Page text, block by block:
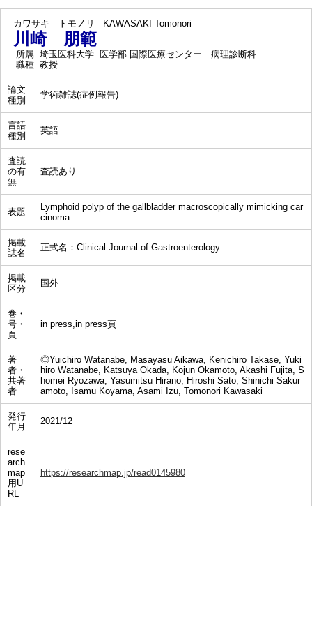
カワサキ トモノリ KAWASAKI Tomonori
川崎 朋範
所属 埼玉医科大学 医学部 国際医療センター 病理診断科
職種 教授
論文
種別
学術雑誌(症例報告)
言語
種別
英語
査読
の有
無
査読あり
表題
Lymphoid polyp of the gallbladder macroscopically mimicking car
cinoma
掲載
誌名
正式名：Clinical Journal of Gastroenterology
掲載
区分
国外
巻・
号・
頁
in press,in press頁
著
者・
共著
者
◎Yuichiro Watanabe, Masayasu Aikawa, Kenichiro Takase, Yuki
hiro Watanabe, Katsuya Okada, Kojun Okamoto, Akashi Fujita, S
homei Ryozawa, Yasumitsu Hirano, Hiroshi Sato, Shinichi Sakur
amoto, Isamu Koyama, Asami Izu, Tomonori Kawasaki
発行
年月
2021/12
rese
arch
map
用U
RL
https://researchmap.jp/read0145980